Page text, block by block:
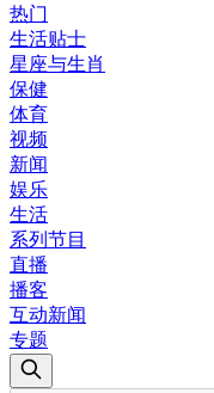
热门
生活贴士
星座与生肖
保健
体育
视频
新闻
娱乐
生活
系列节目
直播
播客
互动新闻
专题